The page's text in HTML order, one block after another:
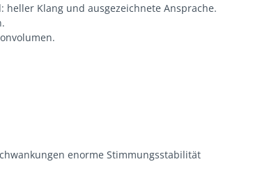
Klang und ausgezeichnete Ansprache.
enorme Stimmungsstabilität